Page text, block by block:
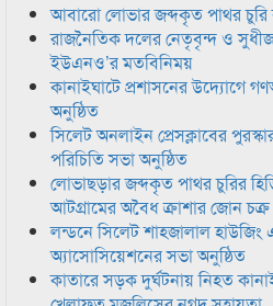
আবারো লোভার জব্দকৃত পাথর চুরি
রাজনৈতিক দলের নেতৃবৃন্দ ও
ইউএনও’র মতবিনিময়
কানাইঘাটে প্রশাসনের উদ্যোগে
অনুষ্ঠিত
সিলেট অনলাইন প্রেসক্লাবের
পরিচিতি সভা অনুষ্ঠিত
লোভাছড়ার জব্দকৃত পাথর চুরির
আটগ্রামের অবৈধ ক্রাশার জোন চক্র
লন্ডনে সিলেট শাহজালাল
অ্যাসোসিয়েশনের সভা অনুষ্ঠিত
কাতারে সড়ক দুর্ঘটনায় নিহত